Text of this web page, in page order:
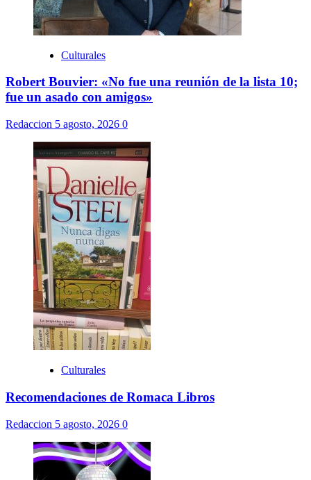
Culturales
Robert Bouvier: «No fue una reunión de la lista 10;
fue un asado con amigos»
Redaccion 5 agosto, 2026 0
Culturales
Recomendaciones de Romaca Libros
Redaccion 5 agosto, 2026 0